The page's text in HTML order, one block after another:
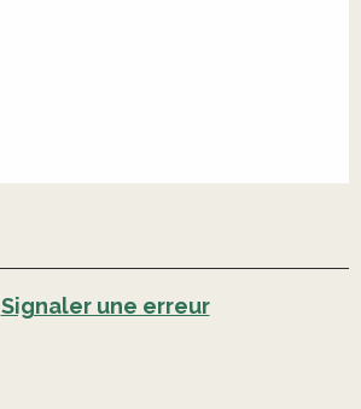
Signaler une erreur